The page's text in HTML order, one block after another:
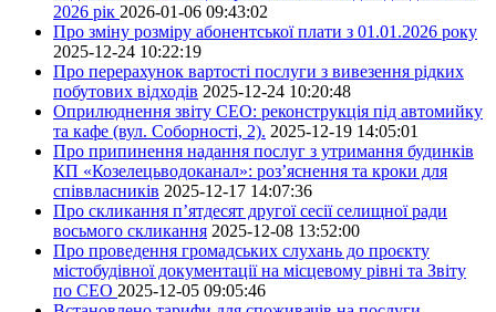
2026 рік 2026-01-06 09:43:02
Про зміну розміру абонентської плати з 01.01.2026 року
2025-12-24 10:22:19
Про перерахунок вартості послуги з вивезення рідких
побутових відходів 2025-12-24 10:20:48
Оприлюднення звіту СЕО: реконструкція під автомийку
та кафе (вул. Соборності, 2). 2025-12-19 14:05:01
Про припинення надання послуг з утримання будинків
КП «Козелецьводоканал»: роз’яснення та кроки для
співвласників 2025-12-17 14:07:36
Про скликання п’ятдесят другої сесії селищної ради
восьмого скликання 2025-12-08 13:52:00
Про проведення громадських слухань до проєкту
містобудівної документації на місцевому рівні та Звіту
по СЕО 2025-12-05 09:05:46